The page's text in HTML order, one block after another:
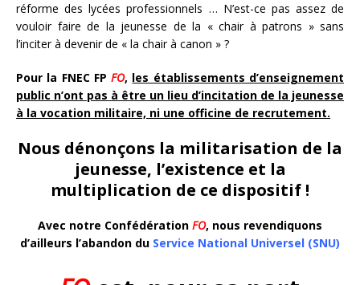
réforme des lycées professionnels … N’est-ce pas assez de
vouloir faire de la jeunesse de la « chair à patrons » sans
l’inciter à devenir de « la chair à canon » ?
Pour la FNEC FPFO, les établissements d’enseignement
public n’ont pas à être un lieu d’incitation de la jeunesse
à la vocation militaire, ni une officine de recrutement.
Nous dénonçons la militarisation de la
jeunesse, l’existence et la
multiplication de ce dispositif !
Avec notre Confédération FO, nous revendiquons
d’ailleurs l’abandon du Service National Universel (SNU)